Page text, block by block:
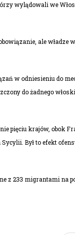
wylądowali we
ale władze
w odniesieniu do
do żadnego
pięciu krajów, obok
Był to efekt
z 233 migrantami na